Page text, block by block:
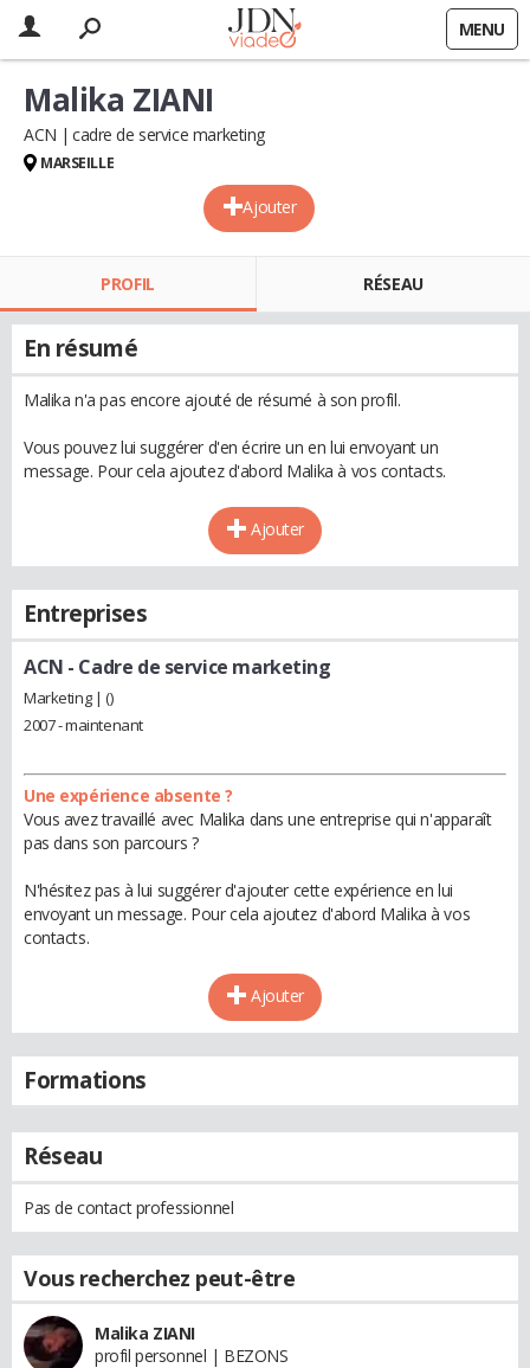
MENU
Ajouter
Malika ZIANI
ACN cadre de service marketing
MARSEILLE
PROFIL RÉSEAU
En résumé
Malika n'a pas encore ajouté de résumé à son profil.
Vous pouvez lui suggérer d'en écrire un en lui envoyant un
message. Pour cela ajoutez d'abord Malika à vos contacts.
Ajouter
Entreprises
ACN - Cadre de service marketing
Marketing | ()
2007 - maintenant
Une expérience absente ?
Vous avez travaillé avec Malika dans une entreprise qui n'apparaît
pas dans son parcours ?
N'hésitez pas à lui suggérer d'ajouter cette expérience en lui
envoyant un message. Pour cela ajoutez d'abord Malika à vos
contacts.
Ajouter
Formations
Réseau
Pas de contact professionnel
Vous recherchez peut-être
Malika ZIANI
profil personnel | BEZONS